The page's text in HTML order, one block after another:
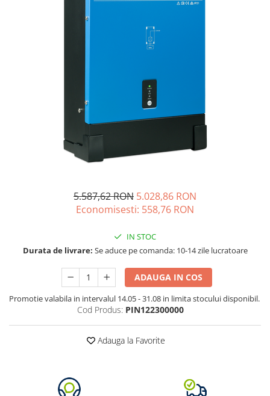
Acumulatori de stocare
5.587,62 RON 5.028,86 RON
Economisesti: 558,76 RON
IN STOC
Durata de livrare: Se aduce pe comanda: 10-14 zile lucratoare
ADAUGA IN COS
Promotie valabila in intervalul 14.05 - 31.08 in limita stocului disponibil.
Cod Produs: PIN122300000
Adauga la Favorite